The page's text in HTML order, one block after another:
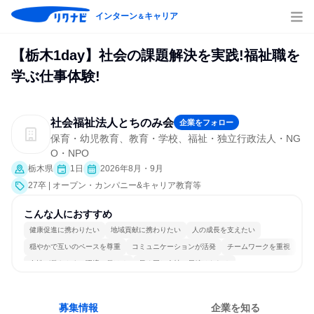
インターン＆キャリア
【栃木1day】社会の課題解決を実践!福祉職を
学ぶ仕事体験!
社会福祉法人とちのみ会 企業をフォロー
保育・幼児教育、教育・学校、福祉・独立行政法人・NG
O・NPO
栃木県 1日
2026年8月・9月
27卒 | オープン・カンパニー&キャリア教育等
こんな人におすすめ
健康促進に携わりたい 地域貢献に携わりたい 人の成長を支えたい
穏やかで互いのペースを尊重 コミュニケーションが活発 チームワークを重視
女性が働きやすい環境で働ける 長く同じ会社に居続けられる
募集情報 企業を知る